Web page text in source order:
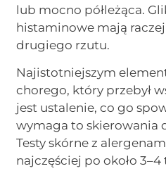
lub mocno półleżąca.
histaminowe mają
drugiego rzutu.
Najistotniejszym
chorego, który przebył
jest ustalenie, co go
wymaga to skierowania
Testy skórne z
najczęściej po około